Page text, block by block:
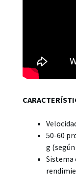
50-60
g
Sistema